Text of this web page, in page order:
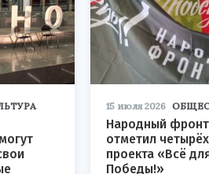
15 июля 2026
Народный фронт
отметил
проекта «Всё
Победы!»